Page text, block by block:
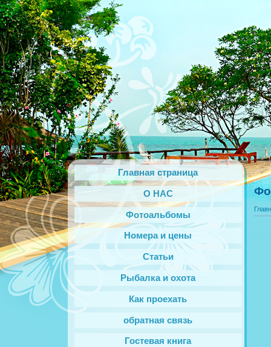
Главная страница
О НАС
Фотоальбомы
Номера и цены
Статьи
Рыбалка и охота
Как проехать
обратная связь
Гостевая книга